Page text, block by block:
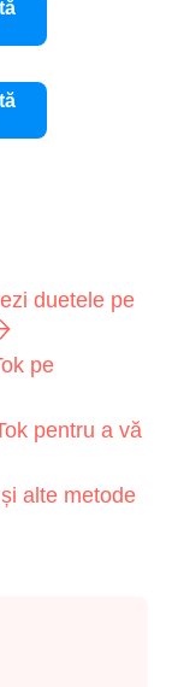
duetele pe
pe
pentru a vă
alte metode